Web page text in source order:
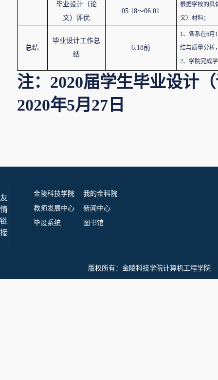
毕业设计（论
文）评优
05.18～06.01
根据学校的具
文）材料；
总结
毕业设计工作总
结
6.18前
1、各系在6月
结与质量分析
2、学院完成
注： 2020届学生毕业设计
2020年5月 27 日
友
情
链
接
金陵科技学院
我的金科院
教师发展中心
新闻中心
毕设系统
图书馆
版权所有： 金陵科技学院计算机工程学院